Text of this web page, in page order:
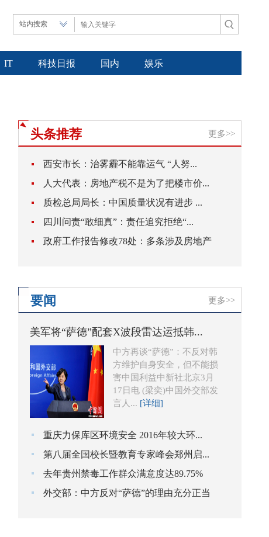
IT 科技日报 国内 娱乐
头条推荐 更多>>
西安市长：治雾霾不能靠运气 “人努...
人大代表：房地产税不是为了把楼市价...
质检总局局长：中国质量状况有进步 ...
四川问责“敢细真”：责任追究拒绝“...
政府工作报告修改78处：多条涉及房地产
要闻 更多>>
美军将“萨德”配套X波段雷达运抵韩...
中方再谈“萨德”：不反对韩
方维护自身安全，但不能损
害中国利益中新社北京3月
17日电 (梁奕)中国外交部发
言人... [详细]
重庆力保库区环境安全 2016年较大环...
第八届全国校长暨教育专家峰会郑州启...
去年贵州禁毒工作群众满意度达89.75%
外交部：中方反对“萨德”的理由充分正当